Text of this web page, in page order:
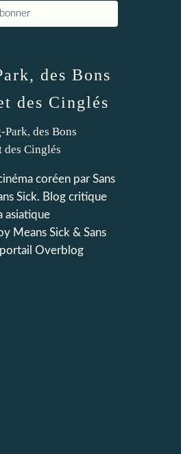
des Bons
des Cinglés
coréen par Sans
Sick. Blog critique
asiatique
Means Sick & Sans
Overblog